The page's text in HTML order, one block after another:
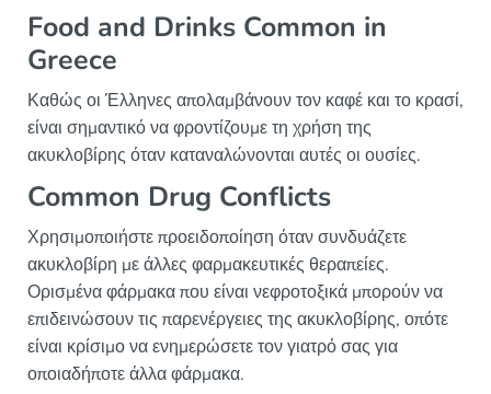
Food and Drinks Common in
Greece
Καθώς οι Έλληνες απολαμβάνουν τον καφέ και το κρασί,
είναι σημαντικό να φροντίζουμε τη χρήση της
ακυκλοβίρης όταν καταναλώνονται αυτές οι ουσίες.
Common Drug Conflicts
Χρησιμοποιήστε προειδοποίηση όταν συνδυάζετε
ακυκλοβίρη με άλλες φαρμακευτικές θεραπείες.
Ορισμένα φάρμακα που είναι νεφροτοξικά μπορούν να
επιδεινώσουν τις παρενέργειες της ακυκλοβίρης, οπότε
είναι κρίσιμο να ενημερώσετε τον γιατρό σας για
οποιαδήποτε άλλα φάρμακα.